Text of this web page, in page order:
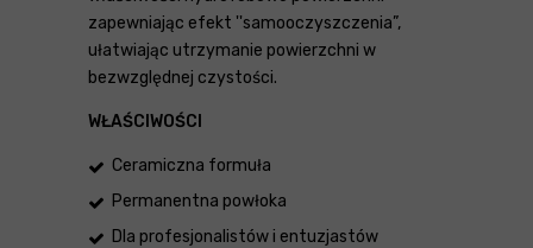
zapewniając efekt ''samooczyszczenia”,
ułatwiając utrzymanie powierzchni w
bezwzględnej czystości.
WŁAŚCIWOŚCI
Ceramiczna formuła
Permanentna powłoka
Dla profesjonalistów i entuzjastów